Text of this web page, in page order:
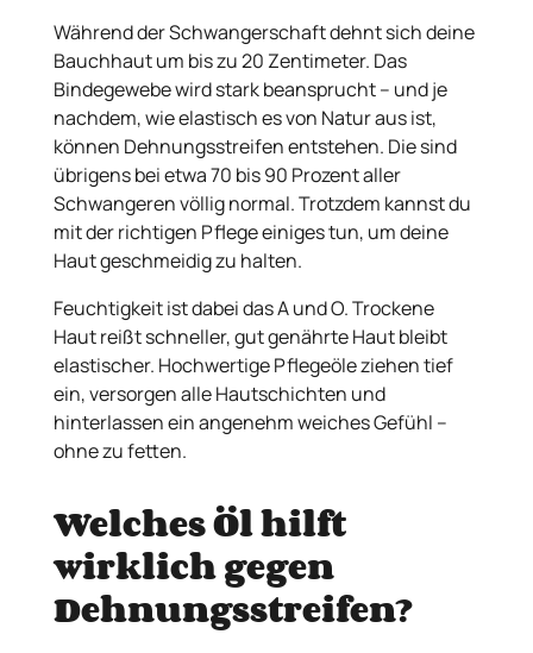
Während der Schwangerschaft dehnt sich deine
Bauchhaut um bis zu 20 Zentimeter. Das
Bindegewebe wird stark beansprucht – und je
nachdem, wie elastisch es von Natur aus ist,
können Dehnungsstreifen entstehen. Die sind
übrigens bei etwa 70 bis 90 Prozent aller
Schwangeren völlig normal. Trotzdem kannst du
mit der richtigen Pflege einiges tun, um deine
Haut geschmeidig zu halten.
Feuchtigkeit ist dabei das A und O. Trockene
Haut reißt schneller, gut genährte Haut bleibt
elastischer. Hochwertige Pflegeöle ziehen tief
ein, versorgen alle Hautschichten und
hinterlassen ein angenehm weiches Gefühl –
ohne zu fetten.
Welches Öl hilft
wirklich gegen
Dehnungsstreifen?